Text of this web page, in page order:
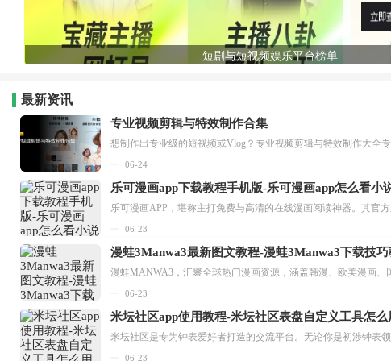
短剧与短视频娱乐平台榜单
最新资讯
专业视频剪辑与特效制作合集
想制作出专业级的短视频或Vlog？专业视频剪辑与特效制作大全
06-24
乐可漫画app下载教程手机版-乐可漫画app怎么看小
06-23
漫蛙3Manwa3最新图文教程-漫蛙3Manwa3下载技巧
漫蛙MANWA3，汇聚全球热门漫画资源，涵盖韩漫、欧美漫画
06-23
米坛社区app使用教程-米坛社区表盘自定义工具怎么
06-23